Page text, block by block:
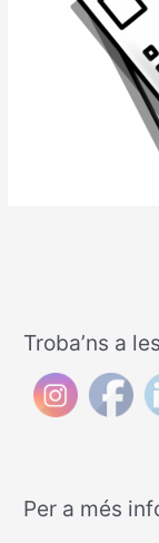
Troba’ns a
Per a més